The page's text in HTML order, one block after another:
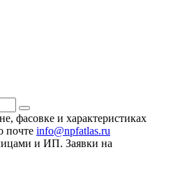
фасовке и характеристиках
info@npfatlas.ru
и ИП. Заявки на